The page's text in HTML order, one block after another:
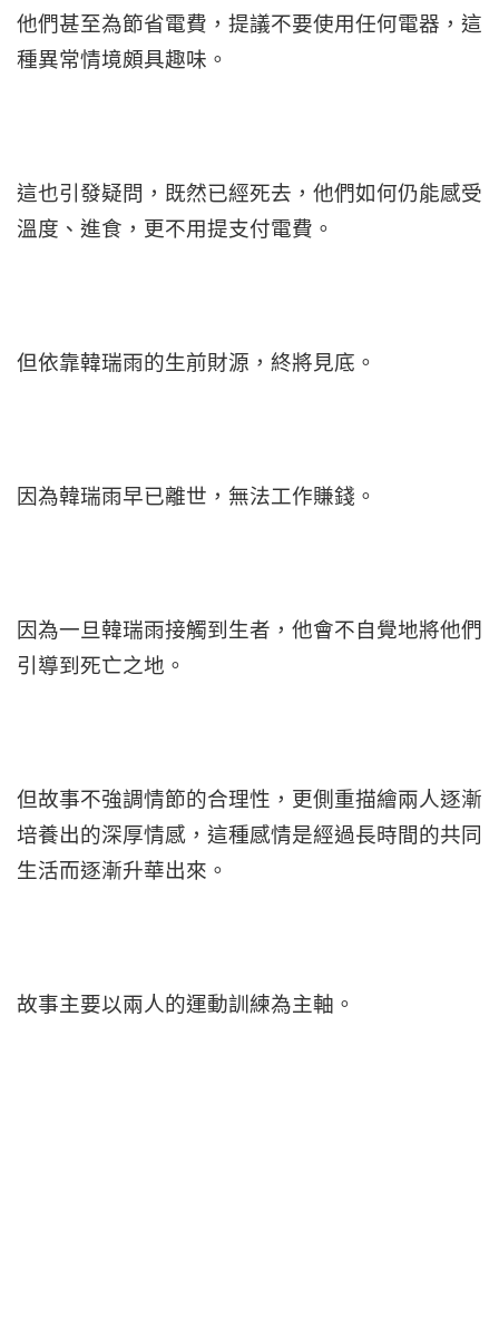
他們甚至為節省電費，提議不要使用任何電器，這
種異常情境頗具趣味。
這也引發疑問，既然已經死去，他們如何仍能感受
溫度、進食，更不用提支付電費。
但依靠韓瑞雨的生前財源，終將見底。
因為韓瑞雨早已離世，無法工作賺錢。
因為一旦韓瑞雨接觸到生者，他會不自覺地將他們
引導到死亡之地。
但故事不強調情節的合理性，更側重描繪兩人逐漸
培養出的深厚情感，這種感情是經過長時間的共同
生活而逐漸升華出來。
故事主要以兩人的運動訓練為主軸。